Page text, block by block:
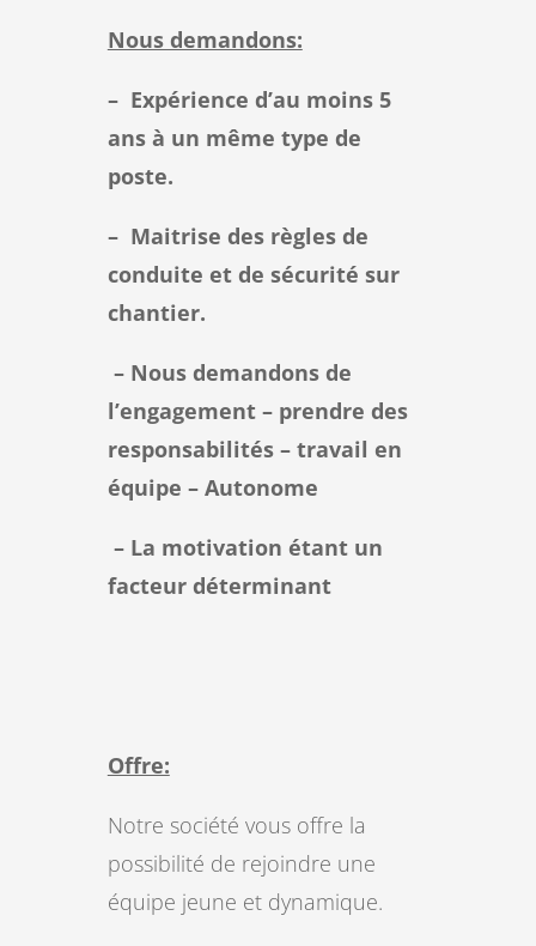
Nous demandons:
– Expérience d’au moins 5
ans à un même type de
poste.
– Maitrise des règles de
conduite et de sécurité sur
chantier.
– Nous demandons de
l’engagement – prendre des
responsabilités – travail en
équipe – Autonome
– La motivation étant un
facteur déterminant
Offre:
Notre société vous offre la
possibilité de rejoindre une
équipe jeune et dynamique.